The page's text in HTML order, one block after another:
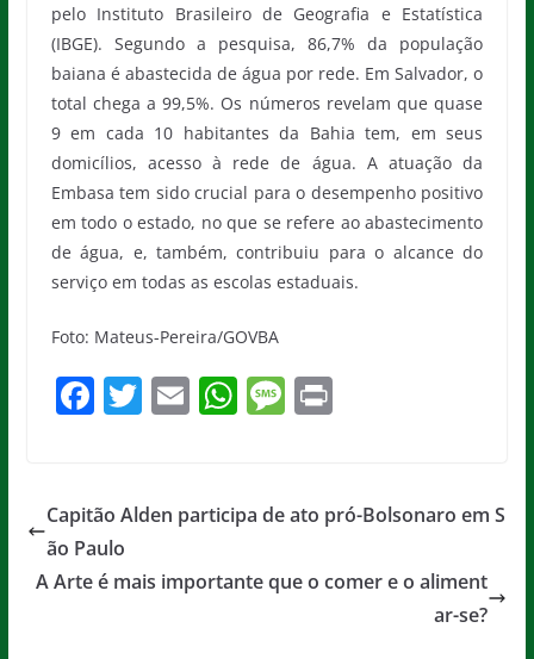
pelo Instituto Brasileiro de Geografia e Estatística
(IBGE). Segundo a pesquisa, 86,7% da população
baiana é abastecida de água por rede. Em Salvador, o
total chega a 99,5%. Os números revelam que quase
9 em cada 10 habitantes da Bahia tem, em seus
domicílios, acesso à rede de água. A atuação da
Embasa tem sido crucial para o desempenho positivo
em todo o estado, no que se refere ao abastecimento
de água, e, também, contribuiu para o alcance do
serviço em todas as escolas estaduais.
Foto: Mateus-Pereira/GOVBA
F
e
b
o
T
er
E
l
W
s
p
M
a
e
Pr
Capitão Alden participa de ato pró-Bolsonaro em S
ão Paulo
A Arte é mais importante que o comer e o aliment
ar-se?